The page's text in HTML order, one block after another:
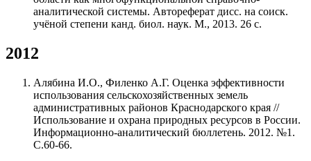
аналитической системы. Автореферат дисс. на соиск.
учёной степени канд. биол. наук. М., 2013. 26 с.
2012
Алябина И.О., Филенко А.Г. Оценка эффективности
использования сельскохозяйственных земель
административных районов Краснодарского края //
Использование и охрана природных ресурсов в России.
Информационно-аналитический бюллетень. 2012. №1.
С.60-66.